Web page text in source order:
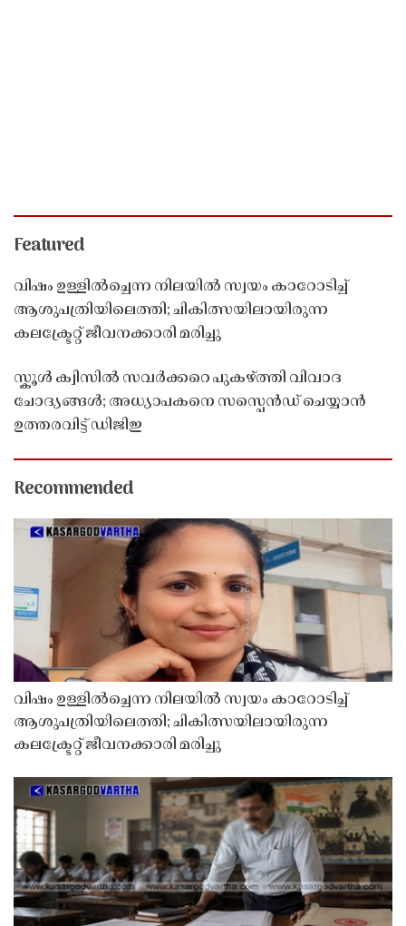
Featured
വിഷം ഉള്ളിൽച്ചെന്ന നിലയിൽ സ്വയം കാറോടിച്ച്
ആശുപത്രിയിലെത്തി; ചികിത്സയിലായിരുന്ന
കലക്ട്രേറ്റ് ജീവനക്കാരി മരിച്ചു
സ്കൂൾ ക്വിസിൽ സവർക്കറെ പുകഴ്ത്തി വിവാദ
ചോദ്യങ്ങൾ; അധ്യാപകനെ സസ്പെൻഡ് ചെയ്യാൻ
ഉത്തരവിട്ട് ഡിജിഇ
Recommended
വിഷം ഉള്ളിൽച്ചെന്ന നിലയിൽ സ്വയം കാറോടിച്ച്
ആശുപത്രിയിലെത്തി; ചികിത്സയിലായിരുന്ന
കലക്ട്രേറ്റ് ജീവനക്കാരി മരിച്ചു